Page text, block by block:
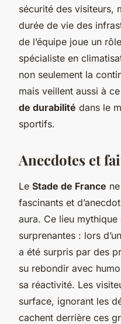
sécurité des visiteurs,
durée de vie des
de l’équipe joue un
spécialiste en
non seulement la
mais veillent aussi à
de durabilité dans le
sportifs.
Anecdotes et
Le Stade de France
fascinants et
aura. Ce lieu mythique
surprenantes : lors
a été surpris par des
su rebondir avec
sa réactivité. Les
surface, ignorant les
cachent derrière ces